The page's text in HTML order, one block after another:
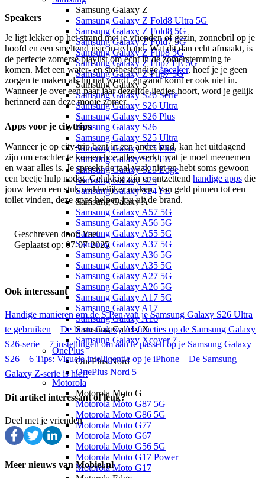
Samsung Galaxy Z
Samsung Galaxy Z Fold8 Ultra 5G
Samsung Galaxy Z Fold8 5G
Samsung Galaxy Z Fold7 5G
Samsung Galaxy Z Flip8 5G
Samsung Galaxy Z Flip7 FE 5G
Samsung Galaxy Z Flip7 5G
Samsung Galaxy S
Samsung Galaxy S26 Serie
Samsung Galaxy S26 Ultra
Samsung Galaxy S26 Plus
Samsung Galaxy S26
Samsung Galaxy S25 Ultra
Samsung Galaxy S25 Plus
Samsung Galaxy S25 FE
Samsung Galaxy S25 Edge
Samsung Galaxy S25
Samsung Galaxy S24 FE
Samsung Galaxy A
Samsung Galaxy A57 5G
Samsung Galaxy A56 5G
Samsung Galaxy A55 5G
Samsung Galaxy A37 5G
Samsung Galaxy A36 5G
Samsung Galaxy A35 5G
Samsung Galaxy A27 5G
Samsung Galaxy A26 5G
Samsung Galaxy A17 5G
Samsung Galaxy A17
Samsung Galaxy A16
Samsung Galaxy X
Samsung Galaxy Xcover 7
OnePlus
OnePlus Nord
OnePlus Nord 5
Motorola
Motorola Moto G
Motorola Moto G87 5G
Motorola Moto G86 5G
Motorola Moto G77
Motorola Moto G67
Motorola Moto G56 5G
Motorola Moto G17 Power
Motorola Moto G17
Speakers
Je ligt lekker op het strand met je vrienden of gezin, zonnebril op je
hoofd en een smeltend ijsje in je hand. Wat dit dan echt afmaakt, is
de perfecte zomerse playlist om echt in de zomerstemming te
komen. Met een water- en stofbestendigespeaker, hoef je je geen
zorgen te maken als hij nat wordt, en zand komt er ook niet in.
Wanneer je over een paar jaar dezelfde liedjes hoort, word je gelijk
herinnerd aan deze mooie zomer.
Apps voor je citytrips
Wanneer je op city-trip bent in een ander land, kan het uitdagend
zijn om erachter te komen hoe alles werkt, wat je moet meenemen
en waar alles is. Je spreekt de taal vaak niet en hebt soms gewoon
een beetje hulp nodig. Gelukkig zijn er ontzettend handige apps die
jouw leven een stuk makkelijker maken. Van geld pinnen tot een
toilet vinden, deze apps helpen jou uit de brand.
Geschreven door:Yael
Geplaatst op: 07-07-2025
Ook interessant
Handige manieren om de S Pen van je Samsung Galaxy S26 Ultra
te gebruiken
De beste Galaxy AI-functies op de Samsung Galaxy
S26-serie
7 instellingen om aan te passen op je Samsung Galaxy
S26
6 Tips: Visuele intelligentie op je iPhone
De Samsung
Galaxy Z-serie is hier!
Dit artikel interessant of leuk?
Deel met je vrienden
Meer nieuws van Mobiel.nl